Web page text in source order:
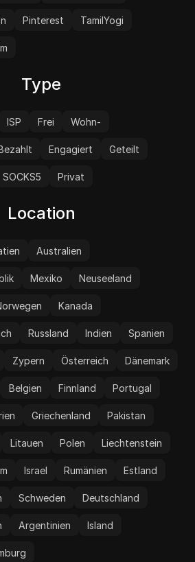
Pinterest TamilYogi
Type
ISP Frei Wohn-
Engagiert Geteilt
SOCKS5 Privat
Location
Australien
Mexiko Neuseeland
Kanada
Russland Indien Spanien
Zypern Österreich Dänemark
Belgien Finnland Portugal
Griechenland Pakistan
Litauen Polen Liechtenstein
Israel Rumänien Estland
Schweden Deutschland
Argentinien Island